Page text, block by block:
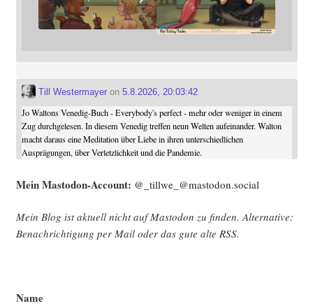
Till Westermayeron 5.8.2026, 20:03:42
Jo Waltons Venedig-Buch - Everybody's perfect - mehr oder weniger in einem
Zug durchgelesen. In diesem Venedig treffen neun Welten aufeinander. Walton
macht daraus eine Meditation über Liebe in ihren unterschiedlichen
Ausprägungen, über Verletzlichkeit und die Pandemie.
Mein Mast­o­don-Account: @_tillwe_@mastodon.social
Mein Blog ist aktu­ell nicht auf Mast­o­don zu fin­den. Alter­na­ti­ve:
Benach­rich­ti­gung per Mail oder das gute alte RSS.
Name